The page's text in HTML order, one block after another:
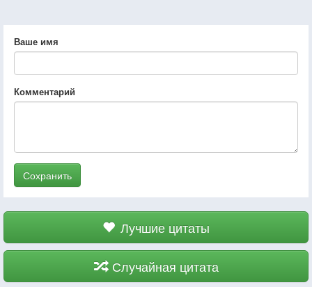
Ваше имя
Комментарий
Сохранить
Лучшие цитаты
Случайная цитата